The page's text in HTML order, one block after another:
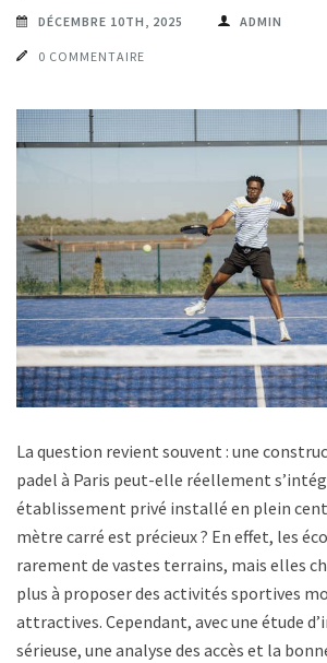
DÉCEMBRE 10TH, 2025 ADMIN
0 COMMENTAIRE
La question revient souvent : une
padel à Paris peut-elle réellement
établissement privé installé en plein
mètre carré est précieux ? En effet, les
rarement de vastes terrains, mais elles
plus à proposer des activités sportives
attractives. Cependant, avec une étude
sérieuse, une analyse des accès et la